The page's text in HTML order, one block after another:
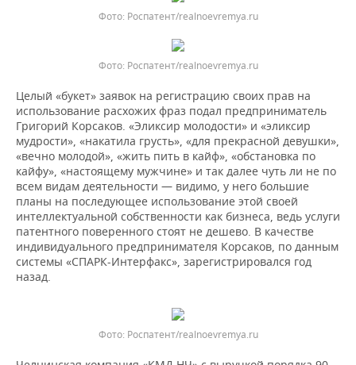
Роспатент/realnoevremya.ru
Роспатент/realnoevremya.ru
Целый «букет» заявок на регистрацию своих прав на
использование расхожих фраз подал предприниматель
Григорий Корсаков. «Эликсир молодости» и «эликсир
мудрости», «накатила грусть», «для прекрасной девушки»,
«вечно молодой», «жить пить в кайф», «обстановка по
кайфу», «настоящему мужчине» и так далее чуть ли не по
всем видам деятельности — видимо, у него большие
планы на последующее использование этой своей
интеллектуальной собственности как бизнеса, ведь услуги
патентного поверенного стоят не дешево. В качестве
индивидуального предпринимателя Корсаков, по данным
системы «СПАРК-Интерфакс», зарегистрировался год
назад.
Роспатент/realnoevremya.ru